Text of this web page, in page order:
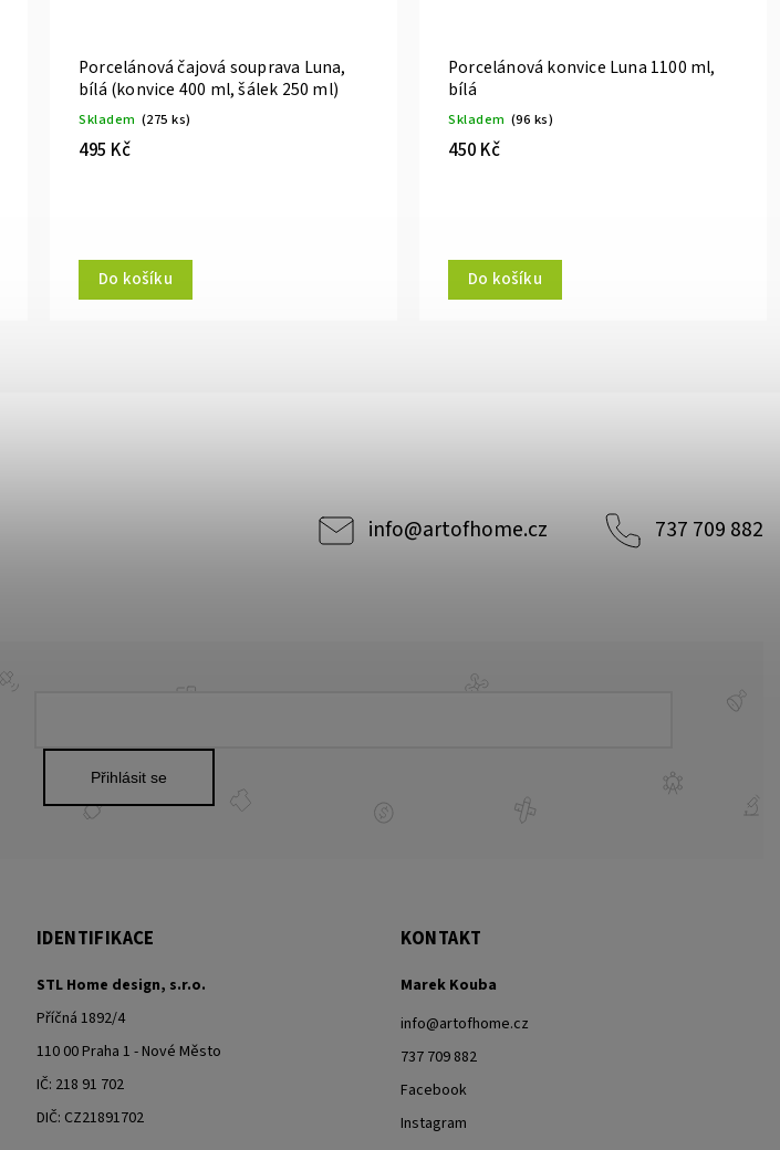
Porcelánová čajová souprava Luna,
bílá (konvice 400 ml, šálek 250 ml)
Skladem (275 ks)
495 Kč
Do košíku
Porcelánová konvice Luna 1100 ml,
bílá
Skladem (96 ks)
450 Kč
Do košíku
info@artofhome.cz 737 709 882
Přihlásit se
IDENTIFIKACE
STL Home design, s.r.o.
Příčná 1892/4
110 00 Praha 1 - Nové Město
IČ: 218 91 702
DIČ: CZ21891702
KONTAKT
Marek Kouba
info@artofhome.cz
737 709 882
Facebook
Instagram